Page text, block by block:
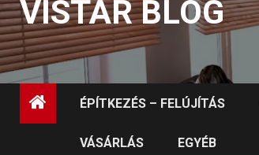
VISTAR BLOG
ÉPÍTKEZÉS – FELÚJÍTÁS
VÁSÁRLÁS EGYÉB